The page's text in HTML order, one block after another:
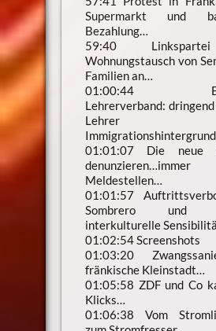
Supermarkt und
Bezahlung…
59:40
Wohnungstausch von
Familien an…
01:00:44
Lehrerverband:
Lehrer
01:01:07 Die neue
Meldestellen…
01:01:57
Sombrero und
interkulturelle
01:02:54 Screenshots
01:03:20
fränkische Kleinstadt…
01:05:58 ZDF und Co
Klicks…
01:06:38 Vom